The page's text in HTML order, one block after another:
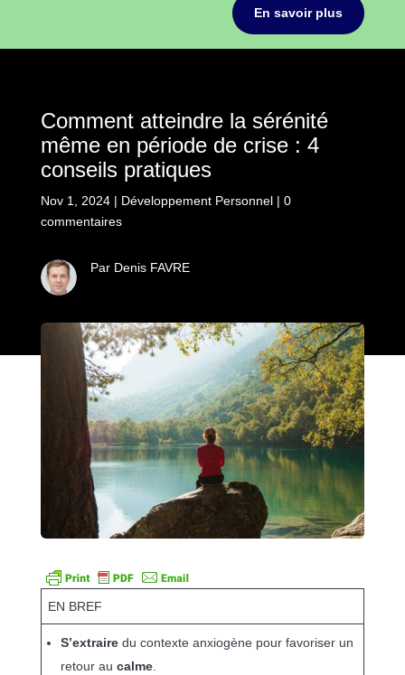
En savoir plus
Comment atteindre la sérénité
même en période de crise : 4
conseils pratiques
Nov 1, 2024| Développement Personnel| 0
commentaires
Par Denis FAVRE
EN BREF
S’extrairedu contexte anxiogène pour favoriser un
retour au calme.